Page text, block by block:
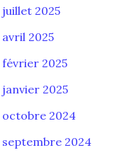
juillet 2025
avril 2025
février 2025
janvier 2025
octobre 2024
septembre 2024